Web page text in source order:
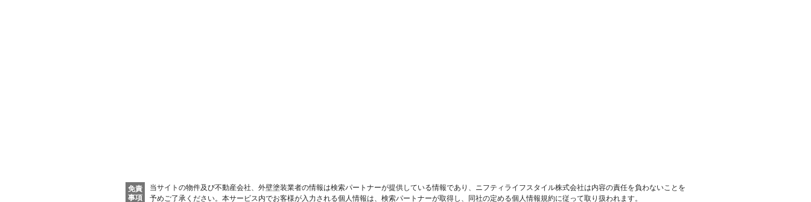
免責
事項
当サイトの物件及び不動産会社、外壁塗装業者の情報は検索パートナーが提供している情報であり、ニフティライフスタイル株式会社は内容の責任を負わないことを
予めご了承ください。 本サービス内でお客様が入力される個人情報は、検索パートナーが取得し、同社の定める個人情報規約に従って取り扱われます。